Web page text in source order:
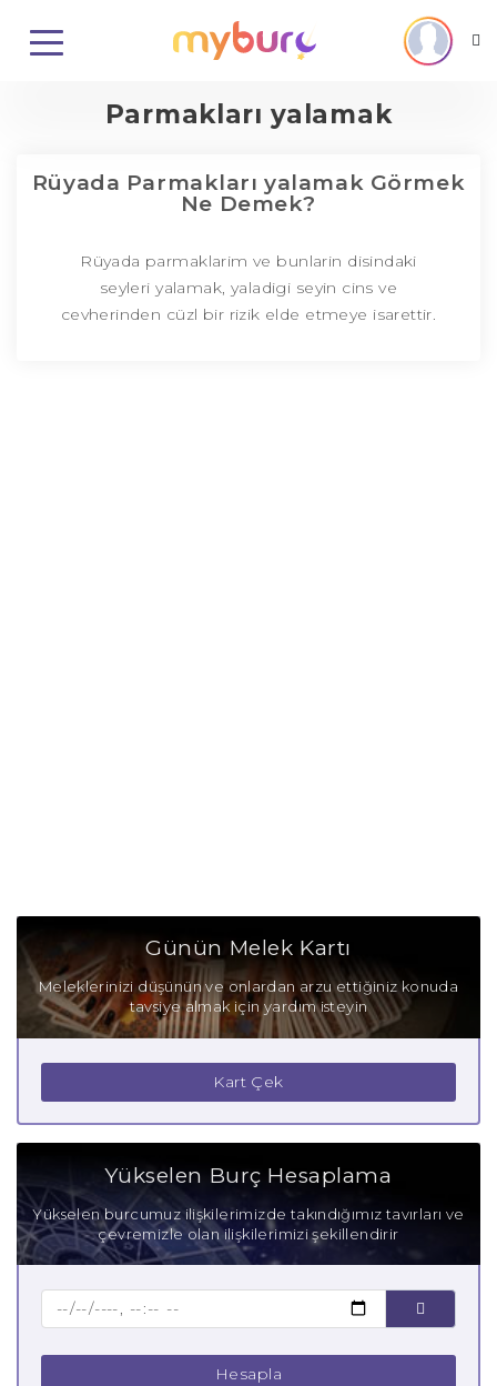
Parmakları yalamak
Rüyada Parmakları yalamak Görmek
Ne Demek?
Rüyada parmaklarim ve bunlarin disindaki
seyleri yalamak, yaladigi seyin cins ve
cevherinden cüzl bir rizik elde etmeye isarettir.
Günün Melek Kartı
Meleklerinizi düşünün ve onlardan arzu ettiğiniz konuda
tavsiye almak için yardım isteyin
Kart Çek
Yükselen Burç Hesaplama
Yükselen burcumuz ilişkilerimizde takındığımız tavırları ve
çevremizle olan ilişkilerimizi şekillendirir
Hesapla